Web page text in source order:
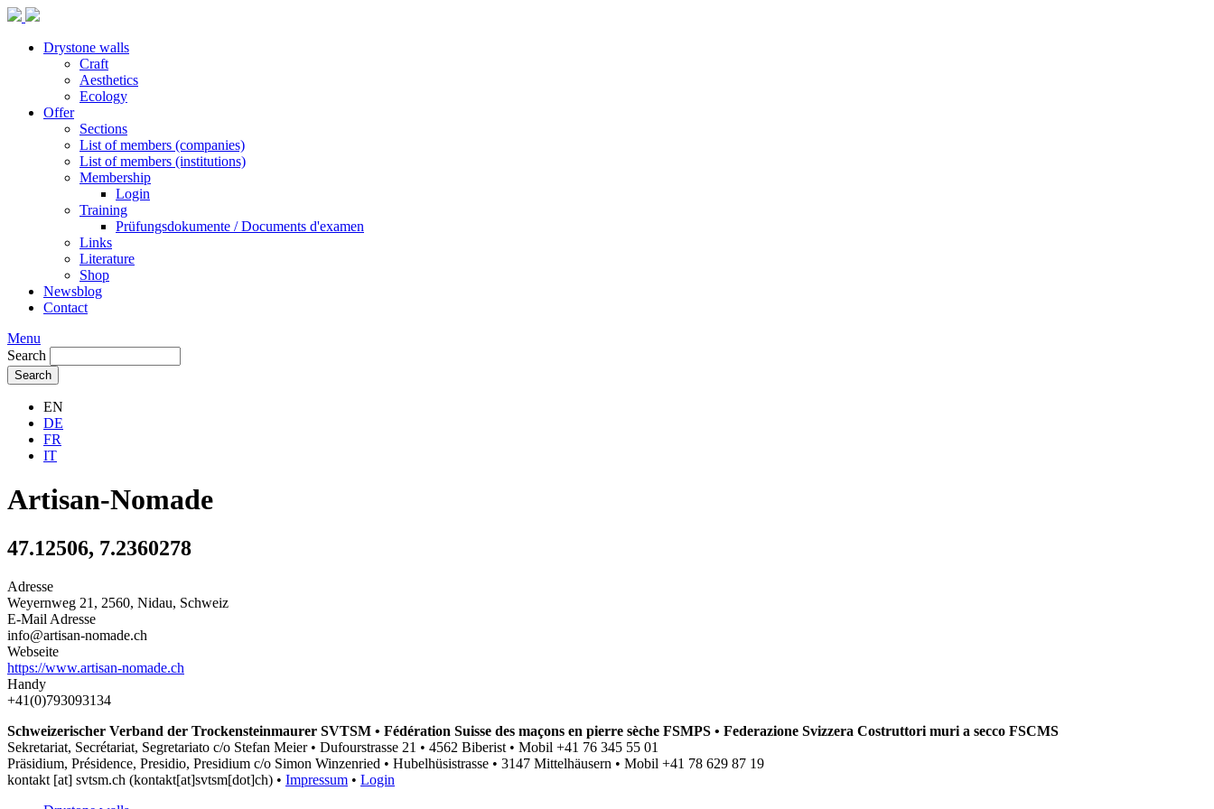
Drystone walls
Craft
Aesthetics
Ecology
Offer
Sections
List of members (companies)
List of members (institutions)
Membership
Login
Training
Prüfungsdokumente / Documents d'examen
Links
Literature
Shop
Newsblog
Contact
Menu
Search
Search
EN
DE
FR
IT
Artisan-Nomade
47.12506, 7.2360278
Adresse
Weyernweg 21, 2560, Nidau, Schweiz
E-Mail Adresse
info@artisan-nomade.ch
Webseite
https://www.artisan-nomade.ch
Handy
+41(0)793093134
Schweizerischer Verband der Trockensteinmaurer SVTSM • Fédération Suisse des maçons en pierre sèche FSMPS • Federazione Svizzera Costruttori muri a secco FSCMS
Sekretariat, Secrétariat, Segretariato c/o Stefan Meier • Dufourstrasse 21 • 4562 Biberist • Mobil +41 76 345 55 01
Präsidium, Présidence, Presidio, Presidium c/o Simon Winzenried • Hubelhüsistrasse • 3147 Mittelhäusern • Mobil +41 78 629 87 19
kontakt [at] svtsm.ch (kontakt[at]svtsm[dot]ch) • Impressum • Login